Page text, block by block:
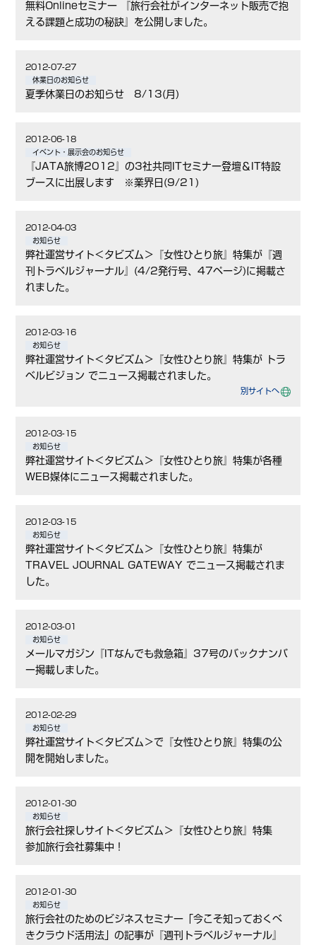
無料Onlineセミナー 『旅行会社がインターネット販売で抱
える課題と成功の秘訣』を公開しました。
2012-07-27
休業日のお知らせ
夏季休業日のお知らせ 8/13(月)
2012-06-18
イベント・展示会のお知らせ
『JATA旅博2012』の3社共同ITセミナー登壇＆IT特設
ブースに出展します ※業界日(9/21)
2012-04-03
お知らせ
弊社運営サイト＜タビズム＞『女性ひとり旅』特集が『週
刊トラベルジャーナル』(4/2発行号、47ページ)に掲載さ
れました。
2012-03-16
お知らせ
弊社運営サイト＜タビズム＞『女性ひとり旅』特集が トラ
ベルビジョン でニュース掲載されました。
別サイトへ
2012-03-15
お知らせ
弊社運営サイト＜タビズム＞『女性ひとり旅』特集が各種
WEB媒体にニュース掲載されました。
2012-03-15
お知らせ
弊社運営サイト＜タビズム＞『女性ひとり旅』特集が
TRAVEL JOURNAL GATEWAY でニュース掲載されま
した。
2012-03-01
お知らせ
メールマガジン『ITなんでも救急箱』37号のバックナンバ
ー掲載しました。
2012-02-29
お知らせ
弊社運営サイト＜タビズム＞で『女性ひとり旅』特集の公
開を開始しました。
2012-01-30
お知らせ
旅行会社探しサイト＜タビズム＞『女性ひとり旅』特集
参加旅行会社募集中！
2012-01-30
お知らせ
旅行会社のためのビジネスセミナー「今こそ知っておくべ
きクラウド活用法」の記事が『週刊トラベルジャーナル』